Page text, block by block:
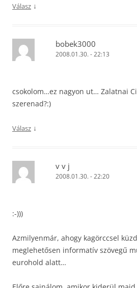
Válasz ↓
bobek3000
2008.01.30. - 22:13
csokolom…ez nagyon ut… Zalatnai
szerenad?:)
Válasz ↓
v v j
2008.01.30. - 22:20
:-)))
Azmilyenmár, ahogy kagörccsel
meglehetősen informatív szövegű
eurohold alatt…